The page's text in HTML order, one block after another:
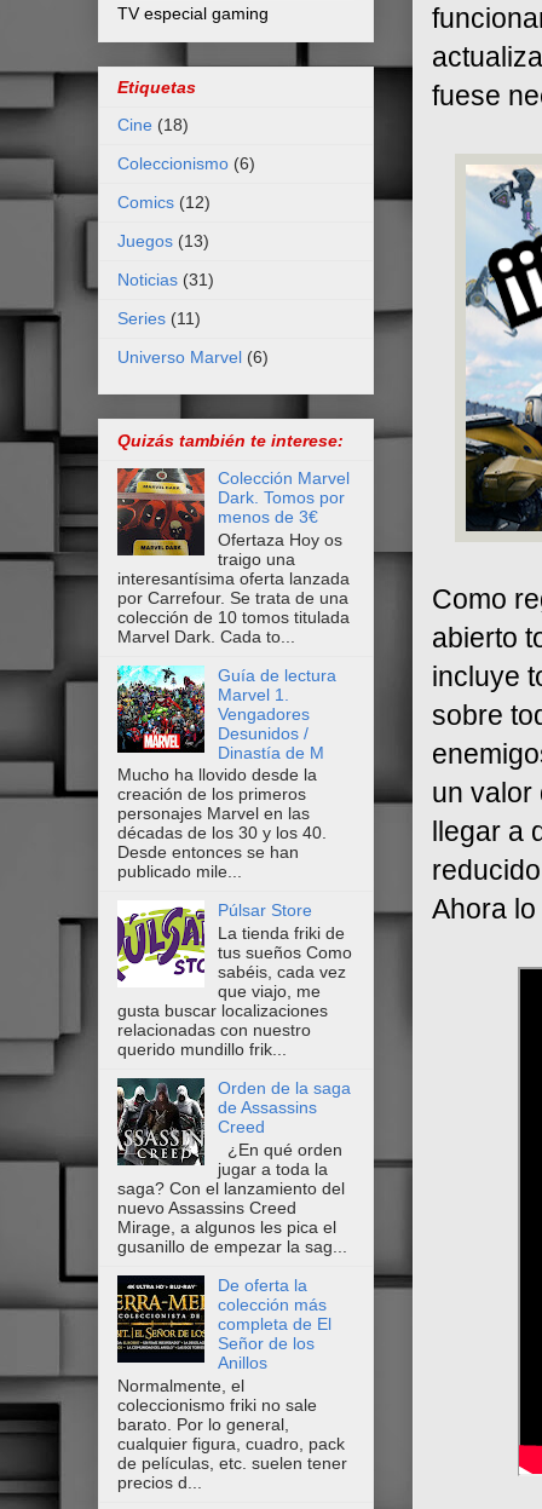
fuese
Como
abierto
incluye
sobre
un valor
llegar a
Ahora
TV especial gaming
Etiquetas
Cine (18)
Coleccionismo (6)
Comics (12)
Juegos (13)
Noticias (31)
Series (11)
Universo Marvel (6)
Quizás también te interese:
Colección Marvel
Dark. Tomos por
menos de 3€
Ofertaza Hoy os
traigo una
interesantísima oferta lanzada
por Carrefour. Se trata de una
colección de 10 tomos titulada
Marvel Dark. Cada to...
Guía de lectura
Marvel 1.
Vengadores
Desunidos /
Dinastía de M
Mucho ha llovido desde la
creación de los primeros
personajes Marvel en las
décadas de los 30 y los 40.
Desde entonces se han
publicado mile...
Púlsar Store
La tienda friki de
tus sueños Como
sabéis, cada vez
que viajo, me
gusta buscar localizaciones
relacionadas con nuestro
querido mundillo frik...
Orden de la saga
de Assassins
Creed
¿En qué orden
jugar a toda la
saga? Con el lanzamiento del
nuevo Assassins Creed
Mirage, a algunos les pica el
gusanillo de empezar la sag...
De oferta la
colección más
completa de El
Señor de los
Anillos
Normalmente, el
coleccionismo friki no sale
barato. Por lo general,
cualquier figura, cuadro, pack
de películas, etc. suelen tener
precios d...